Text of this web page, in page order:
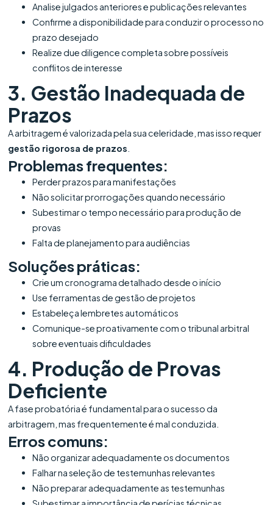
Analise julgados anteriores e publicações relevantes
Confirme a disponibilidade para conduzir o processo no
prazo desejado
Realize due diligence completa sobre possíveis
conflitos de interesse
3. Gestão Inadequada de
Prazos
A arbitragem é valorizada pela sua celeridade, mas isso requer
gestão rigorosa de prazos
Problemas frequentes:
Perder prazos para manifestações
Não solicitar prorrogações quando necessário
Subestimar o tempo necessário para produção de
provas
Falta de planejamento para audiências
Soluções práticas:
Crie um cronograma detalhado desde o início
Use ferramentas de gestão de projetos
Estabeleça lembretes automáticos
Comunique-se proativamente com o tribunal arbitral
sobre eventuais dificuldades
4. Produção de Provas
Deficiente
A fase probatória é fundamental para o sucesso da
arbitragem, mas frequentemente é mal conduzida.
Erros comuns:
Não organizar adequadamente os documentos
Falhar na seleção de testemunhas relevantes
Não preparar adequadamente as testemunhas